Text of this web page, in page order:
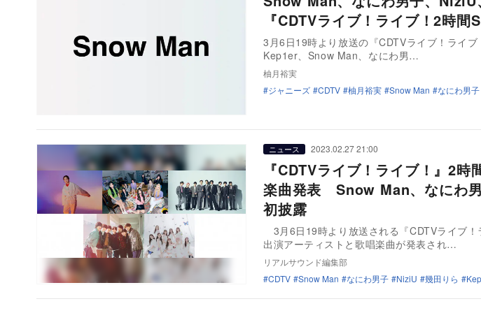
『CDTVライブ！ライブ！2時
3月6日19時より放送の『CDTVライブ！ライブ
Kep1er、Snow Man、なにわ男…
柚月裕実
ジャニーズ
CDTV 柚月裕実 Snow Man なにわ男子
ニュース 2023.02.27 21:00
『CDTVライブ！ライブ！』2
楽曲発表 Snow Man、なにわ
初披露
3月6日19時より放送される『CDTVライブ
出演アーティストと歌唱楽曲が発表され…
リアルサウンド編集部
CDTV
Snow Man なにわ男子 NiziU 幾田りら